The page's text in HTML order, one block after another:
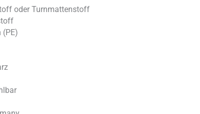
oder Turnmattenstoff
(PE)